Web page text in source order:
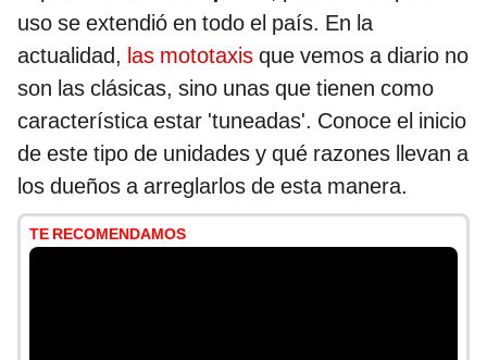
uso se extendió en todo el país. En la
actualidad, las mototaxis que vemos a diario no
son las clásicas, sino unas que tienen como
característica estar 'tuneadas'. Conoce el inicio
de este tipo de unidades y qué razones llevan a
los dueños a arreglarlos de esta manera.
TE RECOMENDAMOS